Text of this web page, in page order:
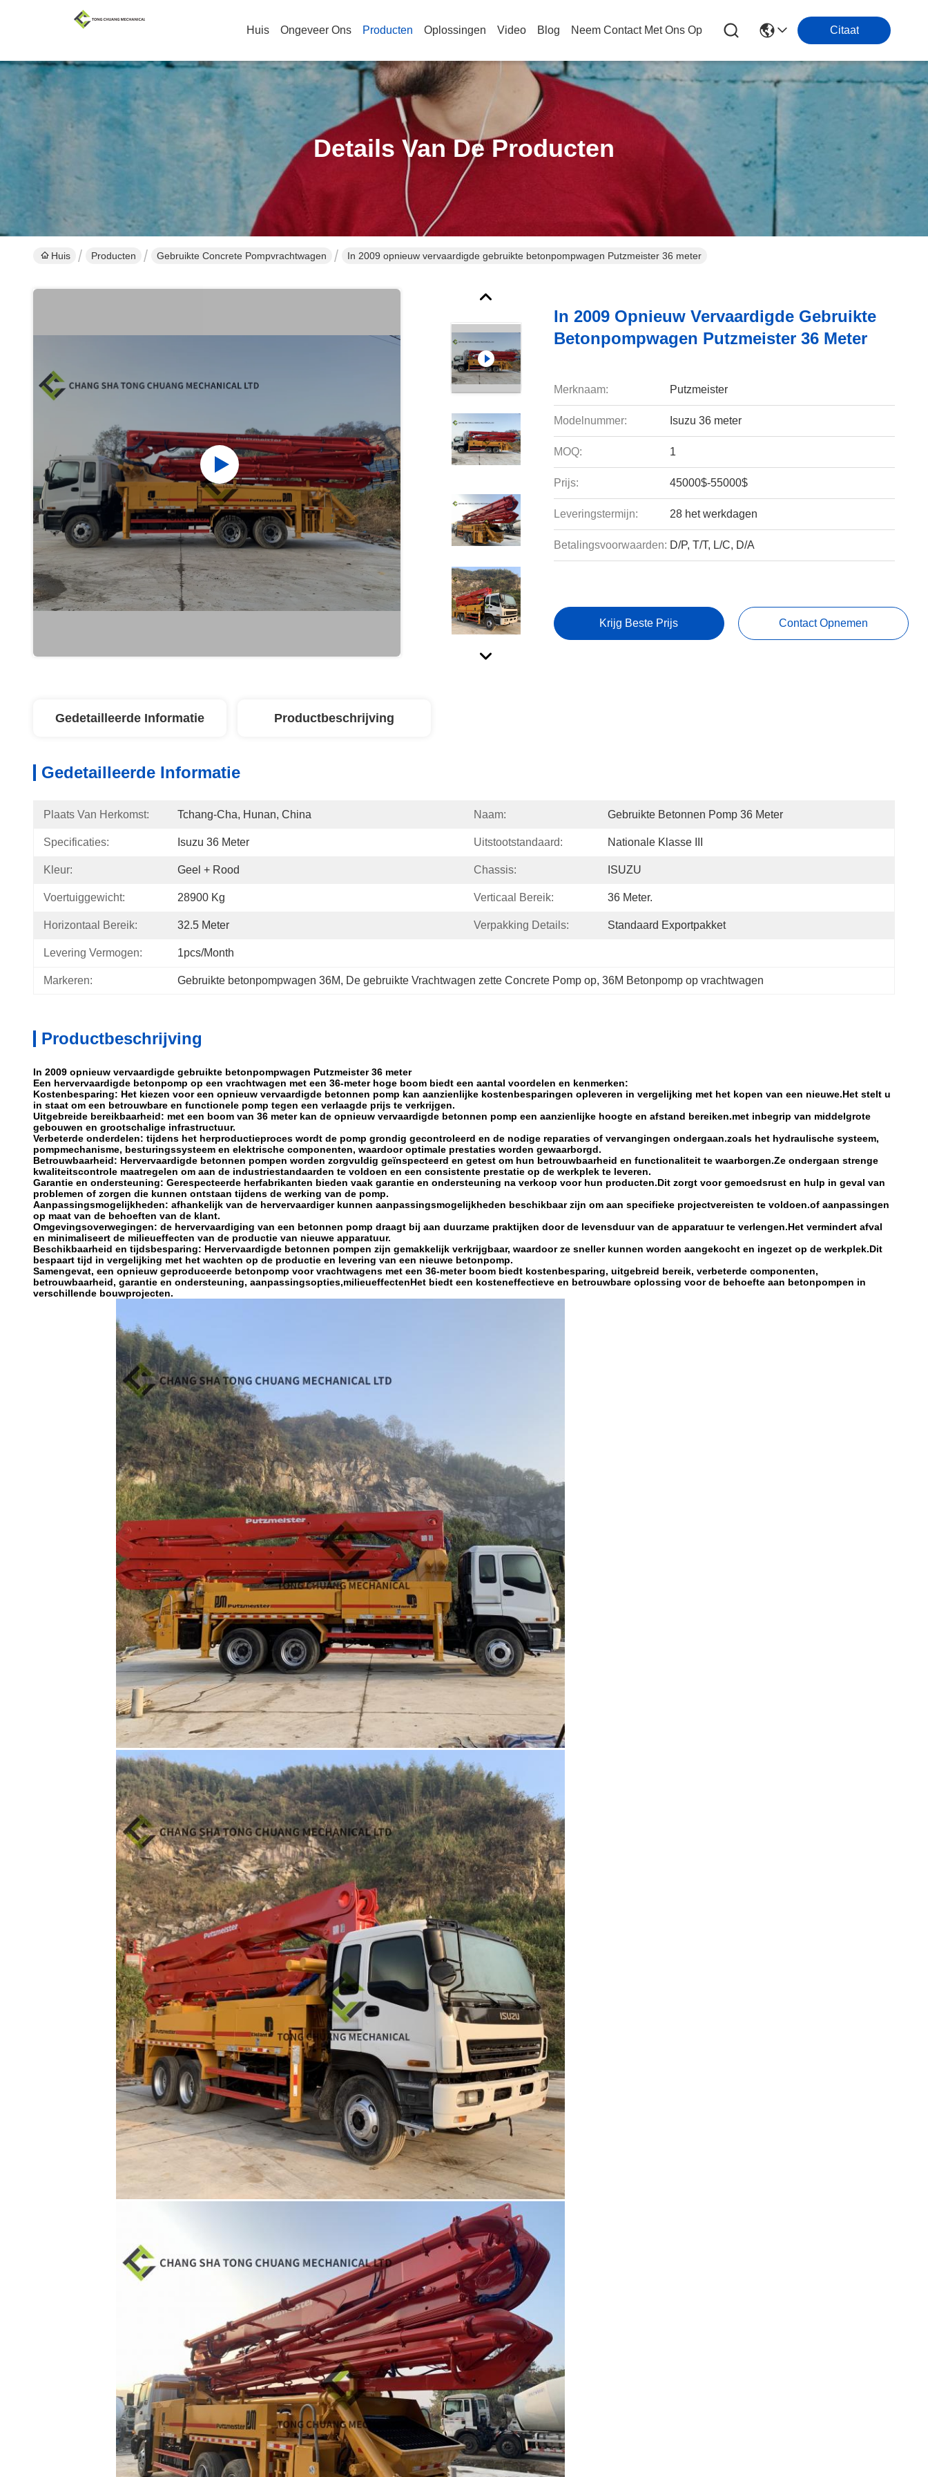
Huis Ongeveer Ons Producten Oplossingen Video Blog Neem Contact Met Ons Op Citaat
Details Van De Producten
Huis Producten Gebruikte Concrete Pompvrachtwagen In 2009 opnieuw vervaardigde gebruikte betonpompwagen Putzmeister 36 meter
In 2009 Opnieuw Vervaardigde Gebruikte
Betonpompwagen Putzmeister 36 Meter
Merknaam: Putzmeister
Modelnummer: Isuzu 36 meter
MOQ: 1
Prijs: 45000$-55000$
Leveringstermijn: 28 het werkdagen
Betalingsvoorwaarden: D/P, T/T, L/C, D/A
Krijg Beste Prijs Contact Opnemen
Gedetailleerde Informatie Productbeschrijving
Gedetailleerde Informatie
Plaats Van Herkomst: Tchang-Cha, Hunan, China Naam: Gebruikte Betonnen Pomp 36 Meter
Specificaties: Isuzu 36 Meter Uitstootstandaard: Nationale Klasse III
Kleur: Geel + Rood Chassis: ISUZU
Voertuiggewicht: 28900 Kg Verticaal Bereik: 36 Meter.
Horizontaal Bereik: 32.5 Meter Verpakking Details: Standaard Exportpakket
Levering Vermogen: 1pcs/month
Markeren: Gebruikte betonpompwagen 36M, De gebruikte Vrachtwagen zette Concrete Pomp op, 36M Betonpomp op vrachtwagen
Productbeschrijving
In 2009 opnieuw vervaardigde gebruikte betonpompwagen Putzmeister 36 meter
Een hervervaardigde betonpomp op een vrachtwagen met een 36-meter hoge boom biedt een aantal voordelen en kenmerken:
Kostenbesparing: Het kiezen voor een opnieuw vervaardigde betonnen pomp kan aanzienlijke kostenbesparingen opleveren in vergelijking met het kopen van een nieuwe.Het stelt u
in staat om een betrouwbare en functionele pomp tegen een verlaagde prijs te verkrijgen.
Uitgebreide bereikbaarheid: met een boom van 36 meter kan de opnieuw vervaardigde betonnen pomp een aanzienlijke hoogte en afstand bereiken.met inbegrip van middelgrote
gebouwen en grootschalige infrastructuur.
Verbeterde onderdelen: tijdens het herproductieproces wordt de pomp grondig gecontroleerd en de nodige reparaties of vervangingen ondergaan.zoals het hydraulische systeem,
pompmechanisme, besturingssysteem en elektrische componenten, waardoor optimale prestaties worden gewaarborgd.
Betrouwbaarheid: Hervervaardigde betonnen pompen worden zorgvuldig geïnspecteerd en getest om hun betrouwbaarheid en functionaliteit te waarborgen.Ze ondergaan strenge
kwaliteitscontrole maatregelen om aan de industriestandaarden te voldoen en een consistente prestatie op de werkplek te leveren.
Garantie en ondersteuning: Gerespecteerde herfabrikanten bieden vaak garantie en ondersteuning na verkoop voor hun producten.Dit zorgt voor gemoedsrust en hulp in geval van
problemen of zorgen die kunnen ontstaan tijdens de werking van de pomp.
Aanpassingsmogelijkheden: afhankelijk van de hervervaardiger kunnen aanpassingsmogelijkheden beschikbaar zijn om aan specifieke projectvereisten te voldoen.of aanpassingen
op maat van de behoeften van de klant.
Omgevingsoverwegingen: de hervervaardiging van een betonnen pomp draagt bij aan duurzame praktijken door de levensduur van de apparatuur te verlengen.Het vermindert afval
en minimaliseert de milieueffecten van de productie van nieuwe apparatuur.
Beschikbaarheid en tijdsbesparing: Hervervaardigde betonnen pompen zijn gemakkelijk verkrijgbaar, waardoor ze sneller kunnen worden aangekocht en ingezet op de werkplek.Dit
bespaart tijd in vergelijking met het wachten op de productie en levering van een nieuwe betonpomp.
Samengevat, een opnieuw geproduceerde betonpomp voor vrachtwagens met een 36-meter boom biedt kostenbesparing, uitgebreid bereik, verbeterde componenten,
betrouwbaarheid, garantie en ondersteuning, aanpassingsopties,milieueffectenHet biedt een kosteneffectieve en betrouwbare oplossing voor de behoefte aan betonpompen in
verschillende bouwprojecten.